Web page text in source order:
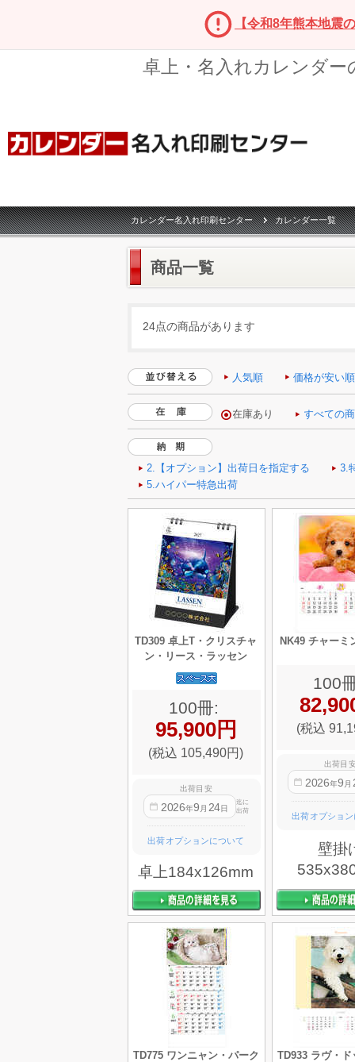
【令和8年熊本地震
卓上・名入れカレンダ
カレンダー名入れ印刷センター カレンダー一覧
商品一覧
24点の商品があります
人気順 価格が安い順
TD309 卓上T・クリスチャ
ン・リース・ラッセン
100冊:
95,900円
(税込 105,490円)
出荷目安
2026年9 月 24日
迄に
出荷
出荷オプションについて
卓上184x126mm
NK49 チャーミ
100
(税込
出荷目
2026年9 月
出荷オプショ
壁掛
TD775 ワンニャン・パーク
TD933 ラヴ・ド